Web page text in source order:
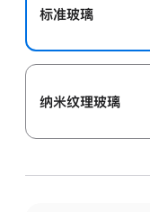
标准玻璃
纳米纹理玻璃